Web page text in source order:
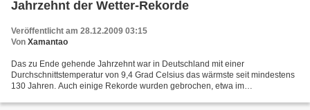
Jahrzehnt der Wetter-Rekorde
Veröffentlicht am 28.12.2009 03:15
Von Xamantao
Das zu Ende gehende Jahrzehnt war in Deutschland mit einer
Durchschnittstemperatur von 9,4 Grad Celsius das wärmste seit mindestens
130 Jahren. Auch einige Rekorde wurden gebrochen, etwa im